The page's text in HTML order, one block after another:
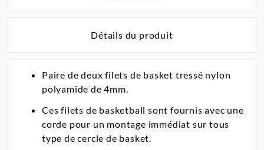
Détails du produit
Paire de deux filets de basket tressé nylon
polyamide de 4mm.
Ces filets de basketball sont fournis avec une
corde pour un montage immédiat sur tous
type de cercle de basket.